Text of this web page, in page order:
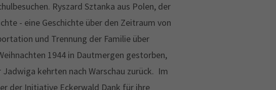
Ryszard Sztanka aus Polen, der
- eine Geschichte über den Zeitraum von
und Trennung der Familie über
1944 in Dautmergen gestorben,
kehrten nach Warschau zurück. Im
der Initiative Eckerwald Dank für ihre